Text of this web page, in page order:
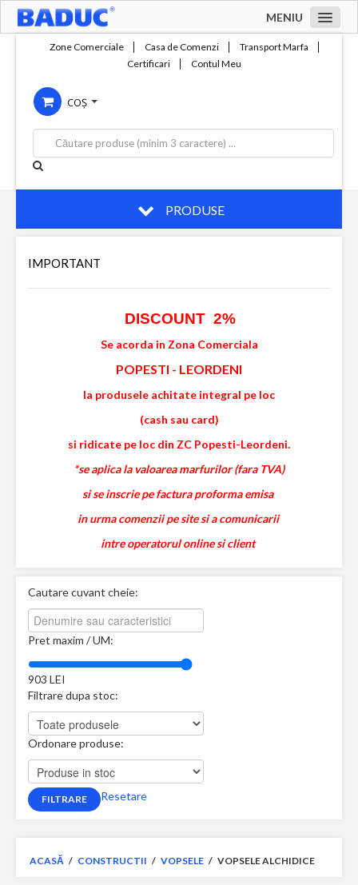
MENIU
Compania
Servicii
Productie
Contact
Zone Comerciale Casa de Comenzi
Transport Marfa
Certificari
Contul Meu
COȘ
PRODUSE
IMPORTANT
DISCOUNT 2%
Se acorda in Zona Comerciala
POPESTI - LEORDENI
la produsele achitate integral pe loc
(cash sau card)
si ridicate pe loc din ZC Popesti-Leordeni.
*se aplica la valoarea marfurilor (fara TVA)
si se inscrie pe factura proforma emisa
in urma comenzii pe site si a comunicarii
intre operatorul online si client
Cautare cuvant cheie:
Pret maxim / UM:
903 LEI
Filtrare dupa stoc:
Ordonare produse:
Resetare
ACASĂ / CONSTRUCTII / VOPSELE / VOPSELE ALCHIDICE